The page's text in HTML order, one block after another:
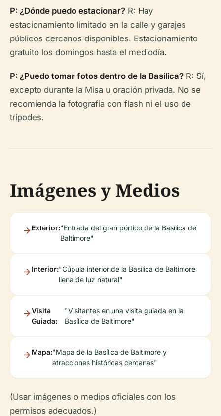
P: ¿Dónde puedo estacionar? R: Hay
estacionamiento limitado en la calle y garajes
públicos cercanos disponibles. Estacionamiento
gratuito los domingos hasta el mediodía.
P: ¿Puedo tomar fotos dentro de la Basílica? R: Sí,
excepto durante la Misa u oración privada. No se
recomienda la fotografía con flash ni el uso de
trípodes.
Imágenes y Medios
Exterior:"Entrada del gran pórtico de la Basílica de
Baltimore"
Interior:"Cúpula interior de la Basílica de Baltimore
llena de luz natural"
Visita
Guiada:
"Visitantes en una visita guiada en la
Basílica de Baltimore"
Mapa:"Mapa de la Basílica de Baltimore y
atracciones históricas cercanas"
(Usar imágenes o medios oficiales con los
permisos adecuados.)